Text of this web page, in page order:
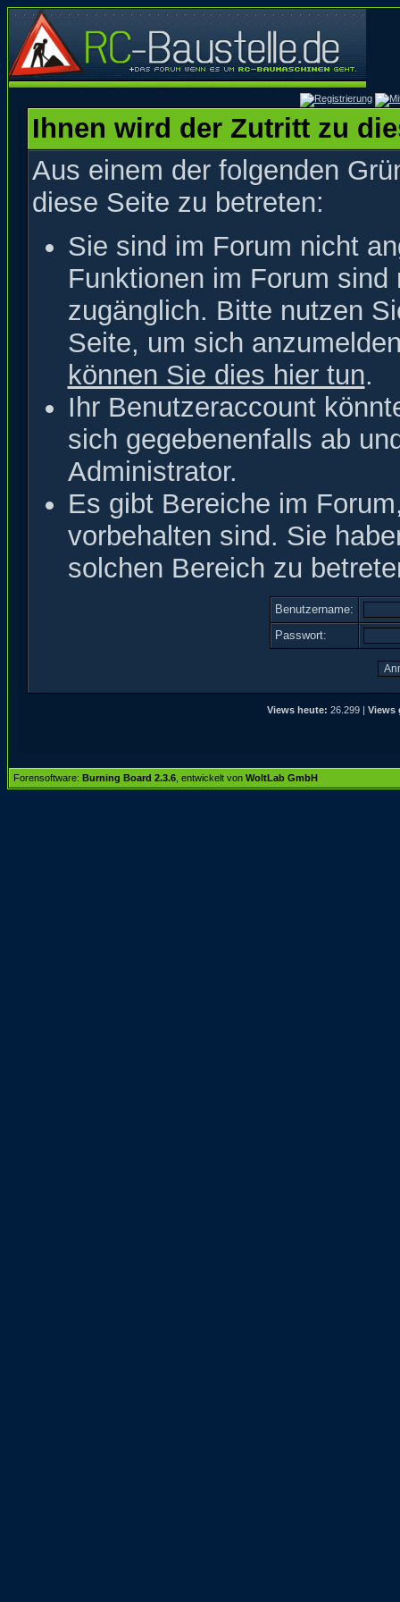
Ihnen wird der Zutritt zu
Aus einem der folgenden
diese Seite zu betreten:
Sie sind im Forum nicht
Funktionen im Forum
zugänglich. Bitte nutzen
Seite, um sich
können Sie dies hier tun.
Ihr Benutzeraccount
sich gegebenenfalls ab
Administrator.
Es gibt Bereiche im
vorbehalten sind. Sie
solchen Bereich zu
Benutzername:
Passwort:
Views heute: 26.299 | Views
Forensoftware: Burning Board 2.3.6 , entwickelt von WoltLab GmbH